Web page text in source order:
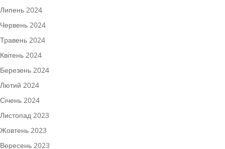
Липень 2024
Червень 2024
Травень 2024
Квітень 2024
Березень 2024
Лютий 2024
Січень 2024
Листопад 2023
Жовтень 2023
Вересень 2023